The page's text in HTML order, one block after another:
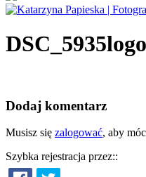
DSC_5935logo
Dodaj komentarz
Musisz się zalogować, aby
Szybka rejestracja przez::